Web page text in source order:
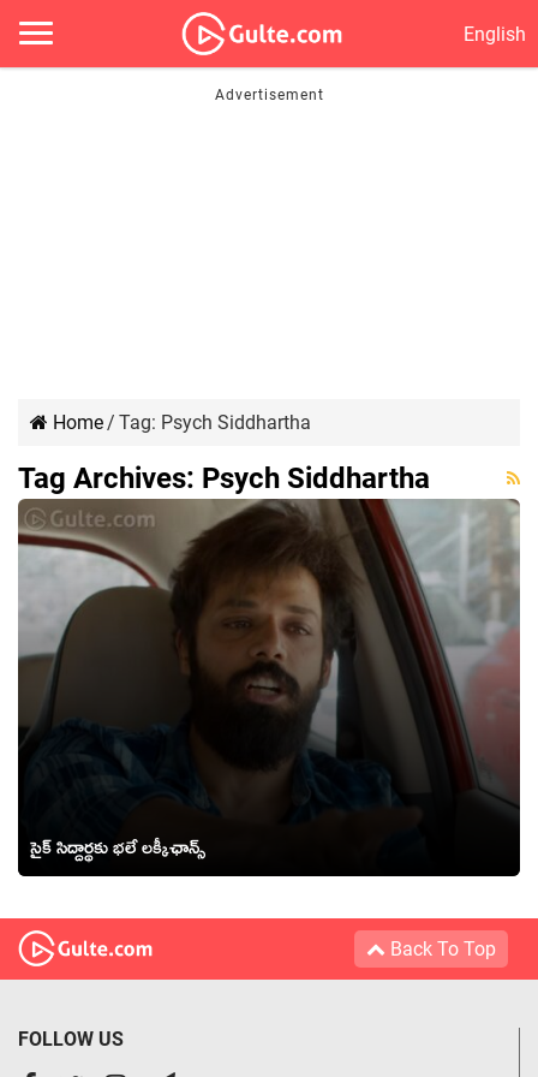
English
Home/ Tag: Psych Siddhartha
Tag Archives: Psych Siddhartha
సైక్ సిద్దార్థకు భలే లక్కీఛాన్స్
Back To Top
FOLLOW US